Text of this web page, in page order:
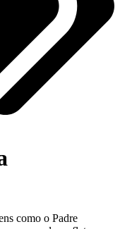
como o Padre